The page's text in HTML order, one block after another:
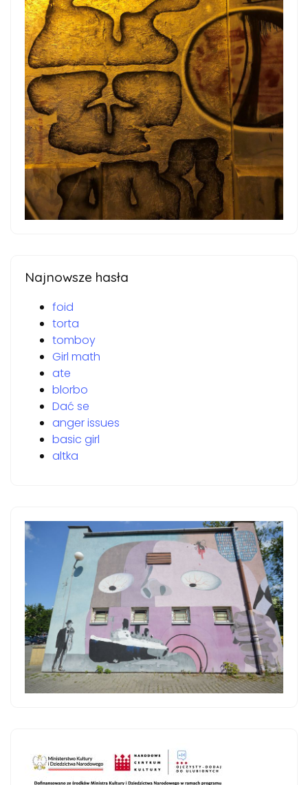
Najnowsze hasła
foid
torta
tomboy
Girl math
ate
blorbo
Dać se
anger issues
basic girl
altka